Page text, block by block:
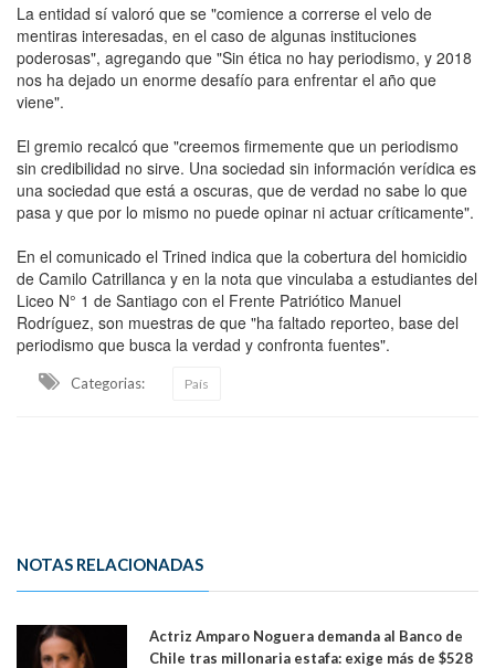
La entidad sí valoró que se "comience a correrse el velo de
mentiras interesadas, en el caso de algunas instituciones
poderosas", agregando que "Sin ética no hay periodismo, y 2018
nos ha dejado un enorme desafío para enfrentar el año que
viene".
El gremio recalcó que "creemos firmemente que un periodismo
sin credibilidad no sirve. Una sociedad sin información verídica es
una sociedad que está a oscuras, que de verdad no sabe lo que
pasa y que por lo mismo no puede opinar ni actuar críticamente".
En el comunicado el Trined indica que la cobertura del homicidio
de Camilo Catrillanca y en la nota que vinculaba a estudiantes del
Liceo N° 1 de Santiago con el Frente Patriótico Manuel
Rodríguez, son muestras de que "ha faltado reporteo, base del
periodismo que busca la verdad y confronta fuentes".
Categorias: País
NOTAS RELACIONADAS
Actriz Amparo Noguera demanda al Banco de
Chile tras millonaria estafa: exige más de $528